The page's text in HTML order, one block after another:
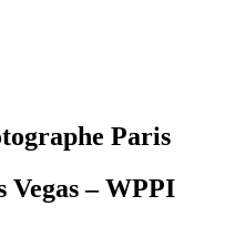
Paris
Vegas – WPPI